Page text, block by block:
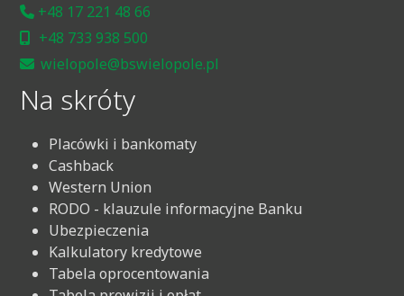
+48 17 221 48 66
+48 733 938 500
wielopole@bswielopole.pl
Na skróty
Placówki i bankomaty
Cashback
Western Union
RODO - klauzule informacyjne Banku
Ubezpieczenia
Kalkulatory kredytowe
Tabela oprocentowania